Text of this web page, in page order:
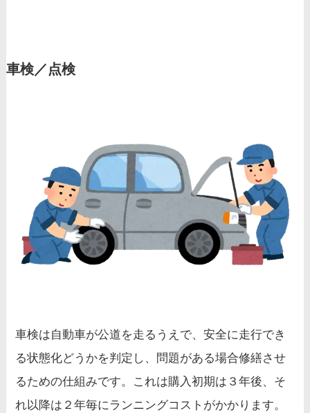
車検／点検
車検は自動車が公道を走るうえで、安全に走行でき
る状態化どうかを判定し、問題がある場合修繕させ
るための仕組みです。これは購入初期は３年後、そ
れ以降は２年毎にランニングコストがかかります。